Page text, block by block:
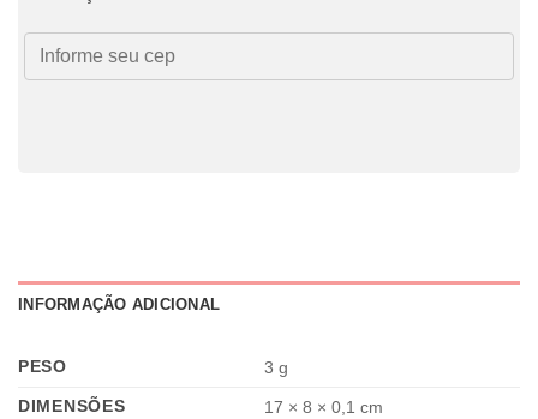
INFORMAÇÃO ADICIONAL
PESO
3 g
DIMENSÕES
17 × 8 × 0,1 cm